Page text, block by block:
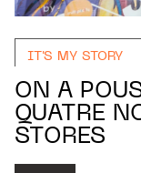
IT'S MY STORY
ON A
QUATRE
STORES